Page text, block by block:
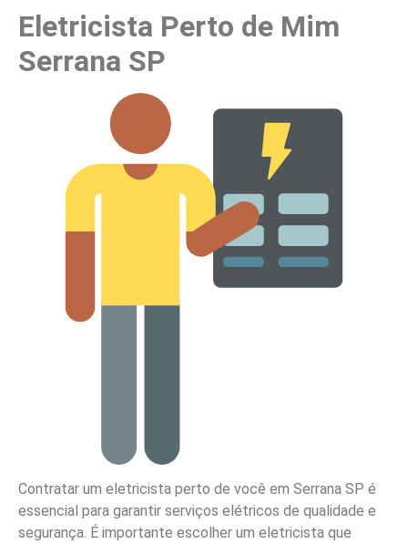
Eletricista Perto de Mim
Serrana SP
Contratar um eletricista perto de você em Serrana SP é
essencial para garantir serviços elétricos de qualidade e
segurança. É importante escolher um eletricista que